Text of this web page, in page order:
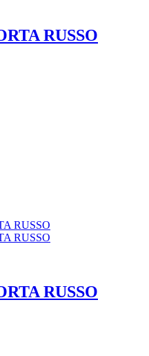
RUSSO
RUSSO